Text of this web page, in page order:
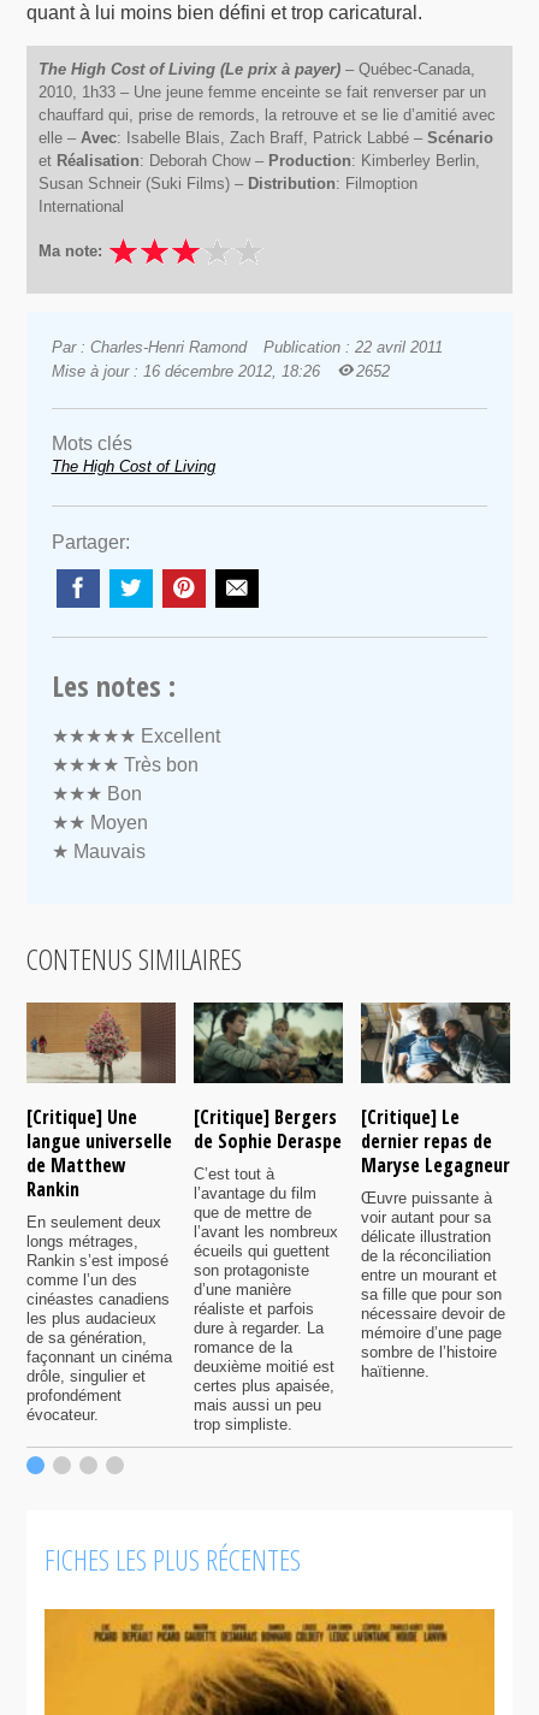
quant à lui moins bien défini et trop caricatural.
The High Cost of Living (Le prix à payer) – Québec-Canada,
2010, 1h33 – Une jeune femme enceinte se fait renverser par un
chauffard qui, prise de remords, la retrouve et se lie d’amitié avec
elle –Avec: Isabelle Blais, Zach Braff, Patrick Labbé –Scénario
et Réalisation: Deborah Chow – Production: Kimberley Berlin,
Susan Schneir (Suki Films) – Distribution: Filmoption
International
Ma note:
Par : Charles-Henri Ramond
Publication : 22 avril 2011
Mise à jour : 16 décembre 2012, 18:26
2652
Mots clés
The High Cost of Living
Partager:
Les notes :
★★★★★ Excellent
★★★★ Très bon
★★★ Bon
★★ Moyen
★ Mauvais
CONTENUS SIMILAIRES
[Critique] Une
langue universelle
de Matthew
Rankin
En seulement deux
longs métrages,
Rankin s’est imposé
comme l’un des
cinéastes canadiens
les plus audacieux
de sa génération,
façonnant un cinéma
drôle, singulier et
profondément
évocateur.
[Critique] Bergers
de Sophie Deraspe
C’est tout à
l’avantage du film
que de mettre de
l’avant les nombreux
écueils qui guettent
son protagoniste
d’une manière
réaliste et parfois
dure à regarder. La
romance de la
deuxième moitié est
certes plus apaisée,
mais aussi un peu
trop simpliste.
[Critique] Le
dernier repas de
Maryse Legagneur
Œuvre puissante à
voir autant pour sa
délicate illustration
de la réconciliation
entre un mourant et
sa fille que pour son
nécessaire devoir de
mémoire d’une page
sombre de l’histoire
haïtienne.
FICHES LES PLUS RÉCENTES